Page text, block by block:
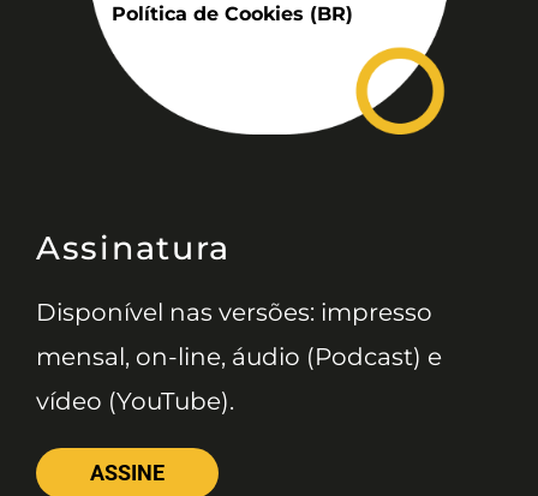
Política de Cookies (BR)
Assinatura
Disponível nas versões: impresso
mensal, on-line, áudio (Podcast) e
vídeo (YouTube).
ASSINE